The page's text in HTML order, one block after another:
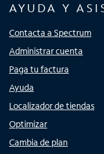
AYUDA Y
Contacta a Spectrum
Administrar cuenta
Paga tu factura
Ayuda
Localizador de tiendas
Optimizar
Cambia de plan